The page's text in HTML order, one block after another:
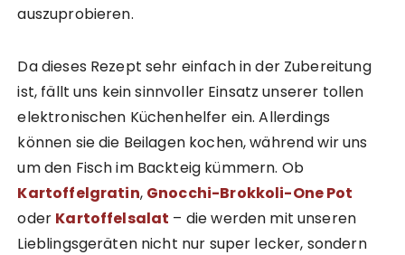
auszuprobieren.
Da dieses Rezept sehr einfach in der Zubereitung
ist, fällt uns kein sinnvoller Einsatz unserer tollen
elektronischen Küchenhelfer ein. Allerdings
können sie die Beilagen kochen, während wir uns
um den Fisch im Backteig kümmern. Ob
Kartoffelgratin, Gnocchi-Brokkoli-One Pot
oder Kartoffelsalat – die werden mit unseren
Lieblingsgeräten nicht nur super lecker, sondern